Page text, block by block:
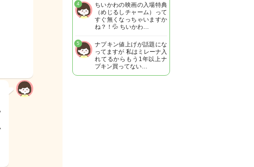
ちいかわの映画の入場特典
（めじるしチャーム）って
すぐ無くなっちゃいますか
ね？！💦 ちいかわ…
4
ナプキン値上げが話題にな
ってますが 私はミレーナ入
れてるからもう1年以上ナ
プキン買ってない…
5